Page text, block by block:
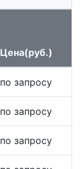
Цена(руб.)
по запросу
по запросу
по запросу